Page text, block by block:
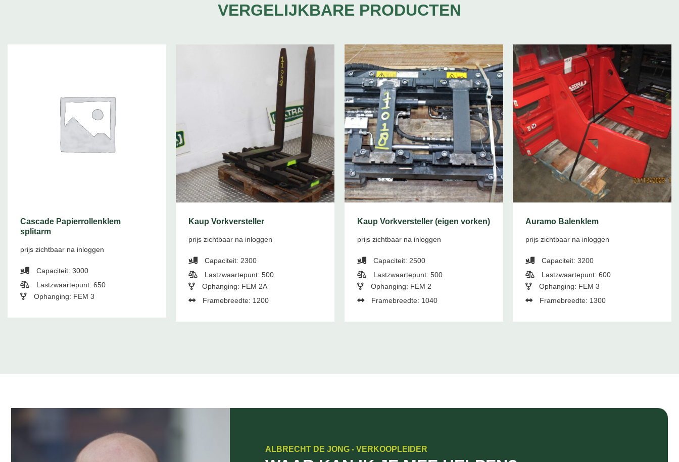
VERGELIJKBARE PRODUCTEN
Cascade Papierrollenklem
splitarm
prijs zichtbaar na inloggen
Capaciteit: 3000
Lastzwaartepunt: 650
Ophanging: FEM 3
Kaup Vorkversteller
prijs zichtbaar na inloggen
Capaciteit: 2300
Lastzwaartepunt: 500
Ophanging: FEM 2A
Framebreedte: 1200
Kaup Vorkversteller (eigen vorken)
prijs zichtbaar na inloggen
Capaciteit: 2500
Lastzwaartepunt: 500
Ophanging: FEM 2
Framebreedte: 1040
Auramo Balenklem
prijs zichtbaar na inloggen
Capaciteit: 3200
Lastzwaartepunt: 600
Ophanging: FEM 3
Framebreedte: 1300
ALBRECHT DE JONG - VERKOOPLEIDER